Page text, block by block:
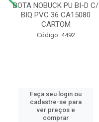
BOTA NOBUCK PU BI-D C/
BIQ PVC 36 CA15080
CARTOM
Código: 4492
Faça seu login ou
cadastre-se para
ver preços e
comprar